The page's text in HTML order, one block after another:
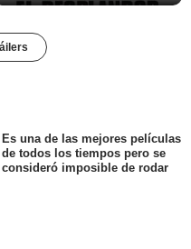
Es una de las mejores películas
de todos los tiempos pero se
consideró imposible de rodar